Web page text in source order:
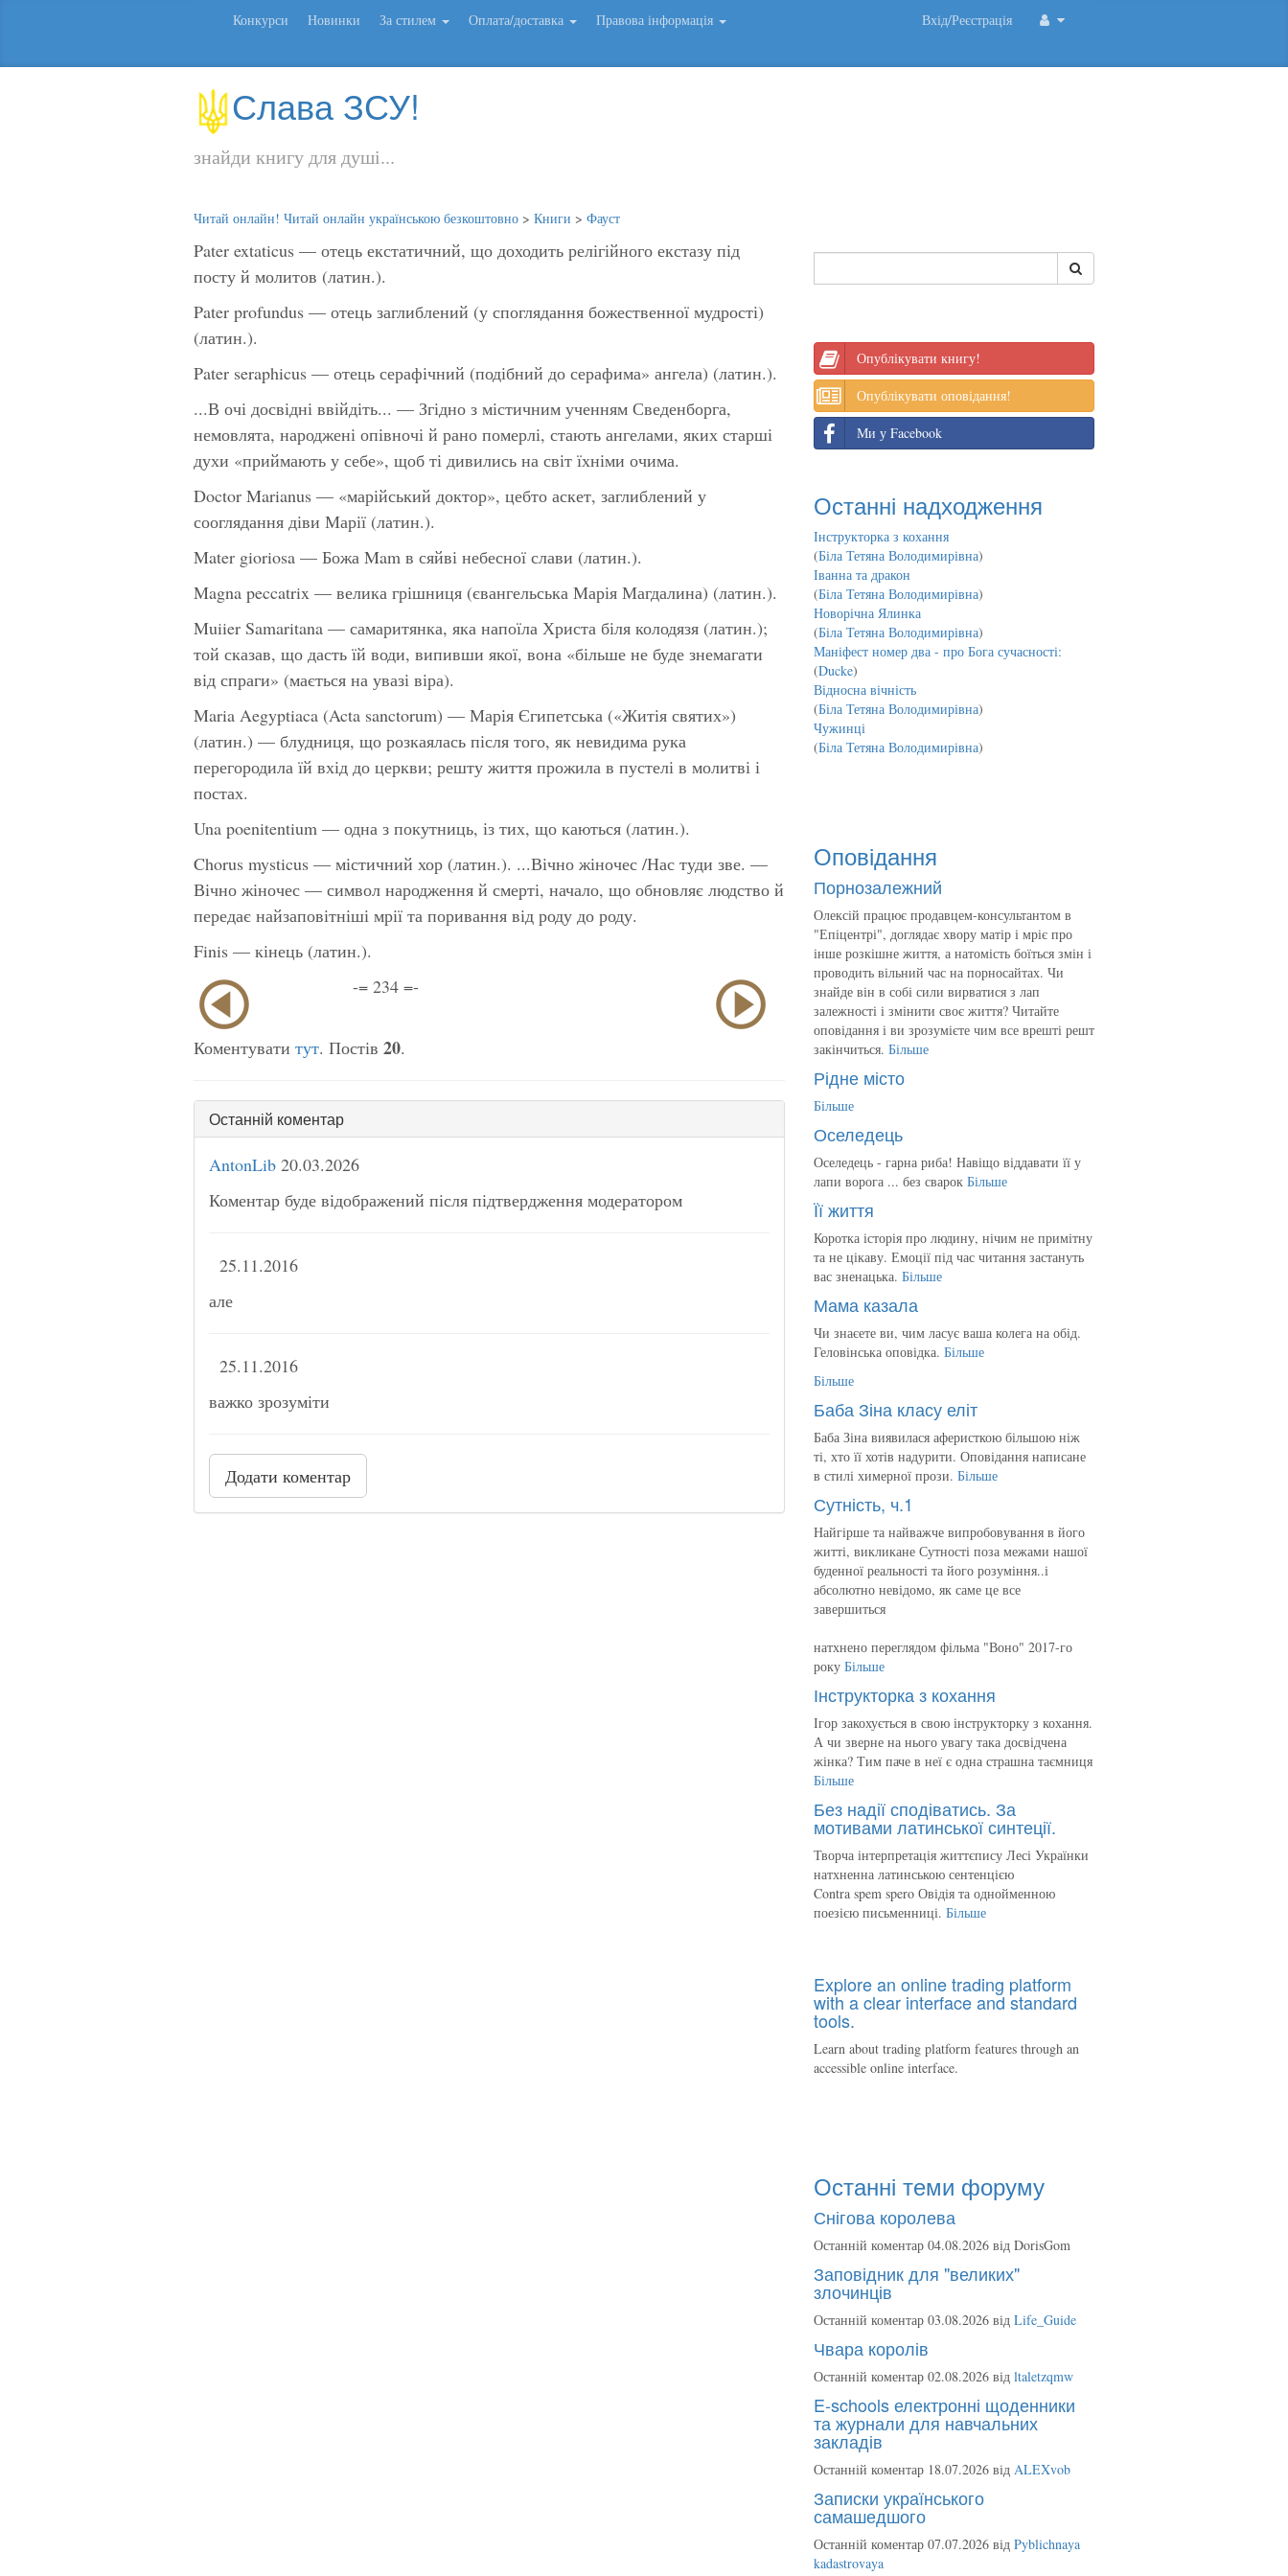
Конкурси Новинки За стилем Оплата/доставка Правова інформація Вхід/Реєстрація
Слава ЗСУ!
знайди книгу для душі...
Читай онлайн! Читай онлайн українською безкоштовно > Книги > Фауст
Pater extaticus — отець екстатичний, що доходить релігійного екстазу під
посту й молитов (латин.).
Pater profundus — отець заглиблений (у споглядання божественної мудрості)
(латин.).
Pater seraphicus — отець серафічний (подібний до серафима» ангела) (латин.).
...В очі досвідні ввійдіть... — Згідно з містичним ученням Сведенборга,
немовлята, народжені опівночі й рано померлі, стають ангелами, яких старші
духи «приймають у себе», щоб ті дивились на світ їхніми очима.
Doctor Marianus — «марійський доктор», цебто аскет, заглиблений у
сооглядання діви Марії (латин.).
Mater gioriosa — Божа Mam в сяйві небесної слави (латин.).
Magna peccatrix — велика грішниця (євангельська Марія Магдалина) (латин.).
Muiier Samaritana — самаритянка, яка напоїла Христа біля колодязя (латин.);
той сказав, що дасть їй води, випивши якої, вона «більше не буде знемагати
від спраги» (мається на увазі віра).
Maria Aegyptiaca (Acta sanctorum) — Марія Єгипетська («Житія святих»)
(латин.) — блудниця, що розкаялась після того, як невидима рука
перегородила їй вхід до церкви; решту життя прожила в пустелі в молитві і
постах.
Una poenitentium — одна з покутниць, із тих, що каються (латин.).
Chorus mysticus — містичний хор (латин.). ...Вічно жіночес /Нас туди зве. —
Вічно жіночес — символ народження й смерті, начало, що обновляє людство й
передає найзаповітніші мрії та поривання від роду до роду.
Finis — кінець (латин.).
-= 234 =-
Коментувати тут. Постів 20.
Останній коментар
AntonLib 20.03.2026
Коментар буде відображений після підтвердження модератором
25.11.2016
але
25.11.2016
важко зрозуміти
Додати коментар
Опублікувати книгу!
Опублікувати оповідання!
Ми у Facebook
Останні надходження
Інструкторка з кохання
(Біла Тетяна Володимирівна)
Іванна та дракон
(Біла Тетяна Володимирівна)
Новорічна Ялинка
(Біла Тетяна Володимирівна)
Маніфест номер два - про Бога сучасності:
(Ducke)
Відносна вічність
(Біла Тетяна Володимирівна)
Чужинці
(Біла Тетяна Володимирівна)
Оповідання
Порнозалежний
Олексій працює продавцем-консультантом в
"Епіцентрі", доглядає хвору матір і мріє про
інше розкішне життя, а натомість боїться змін і
проводить вільний час на порносайтах. Чи
знайде він в собі сили вирватися з лап
залежності і змінити своє життя? Читайте
оповідання і ви зрозумієте чим все врешті решт
закінчиться. Більше
Рідне місто
Більше
Оселедець
Оселедець - гарна риба! Навіщо віддавати її у
лапи ворога ... без сварок Більше
Її життя
Коротка історія про людину, нічим не примітну
та не цікаву. Емоції під час читання застануть
вас зненацька. Більше
Мама казала
Чи знаєете ви, чим ласує ваша колега на обід.
Геловінська оповідка. Більше
Більше
Баба Зіна класу еліт
Баба Зіна виявилася аферисткою більшою ніж
ті, хто її хотів надурити. Оповідання написане
в стилі химерної прози. Більше
Сутність, ч.1
Найгірше та найважче випробовування в його
житті, викликане Сутності поза межами нашої
буденної реальності та його розуміння..і
абсолютно невідомо, як саме це все
завершиться
натхнено переглядом фільма "Воно" 2017-го
року Більше
Інструкторка з кохання
Ігор закохується в свою інструкторку з кохання.
А чи зверне на нього увагу така досвідчена
жінка? Тим паче в неї є одна страшна таємниця
Більше
Без надії сподіватись. За
мотивами латинської синтеції.
Творча інтерпретація життєпису Лесі Українки
натхненна латинською сентенцією
Contra spem spero Овідія та однойменною
поезією письменниці. Більше
Explore an online trading platform
with a clear interface and standard
tools.
Learn about trading platform features through an
accessible online interface.
Останні теми форуму
Снігова королева
Останній коментар 04.08.2026 від DorisGom
Заповідник для "великих"
злочинців
Останній коментар 03.08.2026 від Life_Guide
Чвара королів
Останній коментар 02.08.2026 від ltaletzqmw
E-schools електронні щоденники
та журнали для навчальних
закладів
Останній коментар 18.07.2026 від ALEXvob
Записки українського
самашедшого
Останній коментар 07.07.2026 від Pyblichnaya
kadastrovaya